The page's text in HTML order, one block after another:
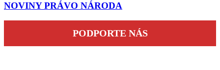
NOVINY PRÁVO NÁRODA
PODPORTE NÁS